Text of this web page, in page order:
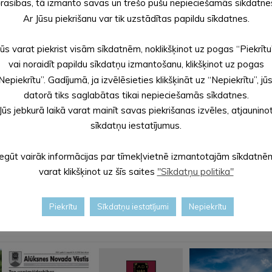
pieņemto domes lēmumu izpildi.
termiņa attīstības stratēģijas 2018. – 2020. gadam
plāna 2018. gadam apstiprināšanu.
2018.-2020. gadam apstiprināšanu.
Nr.464 “Par saistību uzņemšanos un sabiedrībā balstītu
budžetu 2018. gadam izdošanu”.
norēķinos.
tā izmanto savas un trešo pušu nepieciešamās
Ar Jūsu piekrišanu var tik uzstādītas papildu sīkdatnes.
varat piekrist visām sīkdatnēm, noklikšķinot uz pogas
vai noraidīt papildu sīkdatņu izmantošanu, klikšķinot uz pogas
Gadījumā, ja izvēlēsieties klikšķināt uz “Nepiekrītu”,
datorā tiks saglabātas tikai nepieciešamās sīkdatnes.
Jūs jebkurā laikā varat mainīt savas piekrišanas izvēles,
sīkdatņu iestatījumus.
vairāk informācijas par tīmekļvietnē izmantotajām
varat klikšķinot uz šīs saites "Sīkdatņu politika"
Piekrītu Sīkdatņu iestatījumi Nepiekrītu